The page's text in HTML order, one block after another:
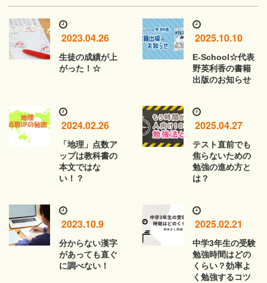
2023.04.26
生徒の成績が上
がった！☆
2025.10.10
E-School☆代表
野英利香の書籍
出版のお知らせ
2024.02.26
「地理」点数ア
ップは教科書の
本文ではな
い！？
2025.04.27
テスト直前でも
焦らないための
勉強の進め方と
は？
2023.10.9
分からない漢字
があっても直ぐ
に調べない！
2025.02.21
中学3年生の受験
勉強時間はどの
くらい？効率よ
く勉強するコツ